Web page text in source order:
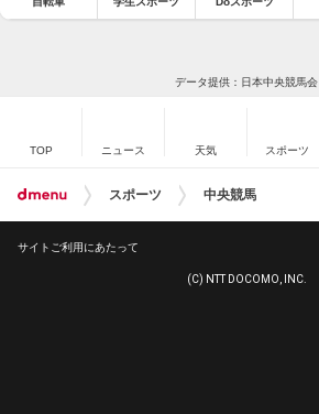
データ提供：日本中央競馬会
TOP ニュース 天気 スポーツ
スポーツ 中央競馬
サイトご利用にあたって
(C) NTT DOCOMO, INC.